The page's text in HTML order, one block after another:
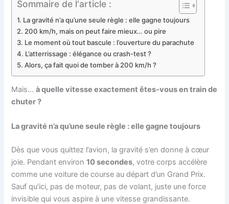
Sommaire de l'article :
La gravité n’a qu’une seule règle : elle gagne toujours
200 km/h, mais on peut faire mieux… ou pire
Le moment où tout bascule : l’ouverture du parachute
L’atterrissage : élégance ou crash-test ?
Alors, ça fait quoi de tomber à 200 km/h ?
Mais…à quelle vitesse exactement êtes-vous en train de
chuter ?
La gravité n’a qu’une seule règle : elle gagne toujours
Dès que vous quittez l’avion, la gravité s’en donne à cœur
joie. Pendant environ10 secondes, votre corps accélère
comme une voiture de course au départ d’un Grand Prix.
Sauf qu’ici, pas de moteur, pas de volant, juste une force
invisible qui vous aspire à une vitesse grandissante.